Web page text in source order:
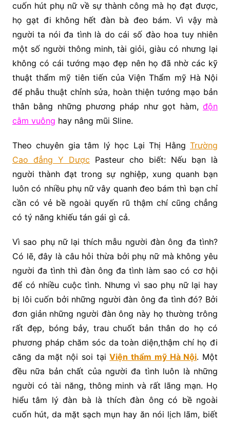
cuốn hút phụ nữ về sự thành công mà họ đạt được,
họ gạt đi không hết đàn bà đeo bám. Vì vậy mà
người ta nói đa tình là do cái số đào hoa tuy nhiên
một số người thông minh, tài giỏi, giàu có nhưng lại
không có cái tướng mạo đẹp nên họ đã nhờ các kỹ
thuật thẩm mỹ tiên tiến của Viện Thẩm mỹ Hà Nội
để phẫu thuật chỉnh sửa, hoàn thiện tướng mạo bản
thân bằng những phương pháp như gọt hàm,độn
cằm vuông hay nâng mũi Sline.
Theo chuyên gia tâm lý học Lại Thị HằngTrường
Cao đẳng Y Dược Pasteur cho biết: Nếu bạn là
người thành đạt trong sự nghiệp, xung quanh bạn
luôn có nhiều phụ nữ vây quanh đeo bám thì bạn chỉ
cần có vẻ bề ngoài quyến rũ thậm chí cũng chẳng
có tý năng khiếu tán gái gì cả.
Vì sao phụ nữ lại thích mẫu người đàn ông đa tình?
Có lẽ, đây là câu hỏi thừa bởi phụ nữ mà không yêu
người đa tình thì đàn ông đa tình làm sao có cơ hội
để có nhiều cuộc tình. Nhưng vì sao phụ nữ lại hay
bị lôi cuốn bởi những người đàn ông đa tình đó? Bởi
đơn giản những người đàn ông này họ thường trông
rất đẹp, bóng bảy, trau chuốt bản thân do họ có
phương pháp chăm sóc da toàn diện,thậm chí họ đi
căng da mặt nội soi tạiViện thẩm mỹ Hà Nội. Một
đều nữa bản chất của người đa tình luôn là những
người có tài năng, thông minh và rất lãng mạn. Họ
hiểu tâm lý đàn bà là thích đàn ông có bề ngoài
cuốn hút, da mặt sạch mụn hay ăn nói lịch lãm, biết